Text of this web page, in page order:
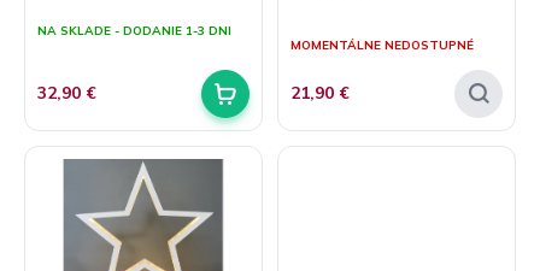
o
v
NA SKLADE - DODANIE 1-3 DNI
32,90 €
hodnotenie
4,0
5
MOMENTÁLNE NEDOSTUPNÉ
21,90 €